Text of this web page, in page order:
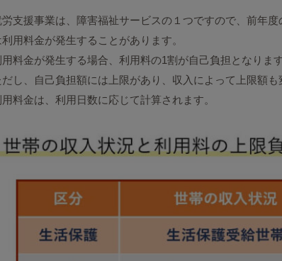
労支援事業は、障害福祉サービスの１つですので、前年
利用料金が発生することがあります。
料金が発生する場合、利用料の1割が自己負担となります
だし、自己負担額には上限があり、収入によって上限額も
料金は、利用日数に応じて計算されます。